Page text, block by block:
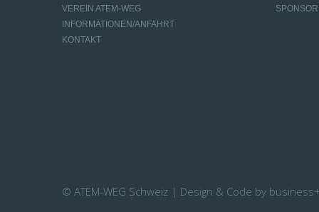
VEREIN ATEM-WEG
INFORMATIONEN/ANFAHRT
KONTAKT
© ATEM-WEG Schweiz | Design & Code by